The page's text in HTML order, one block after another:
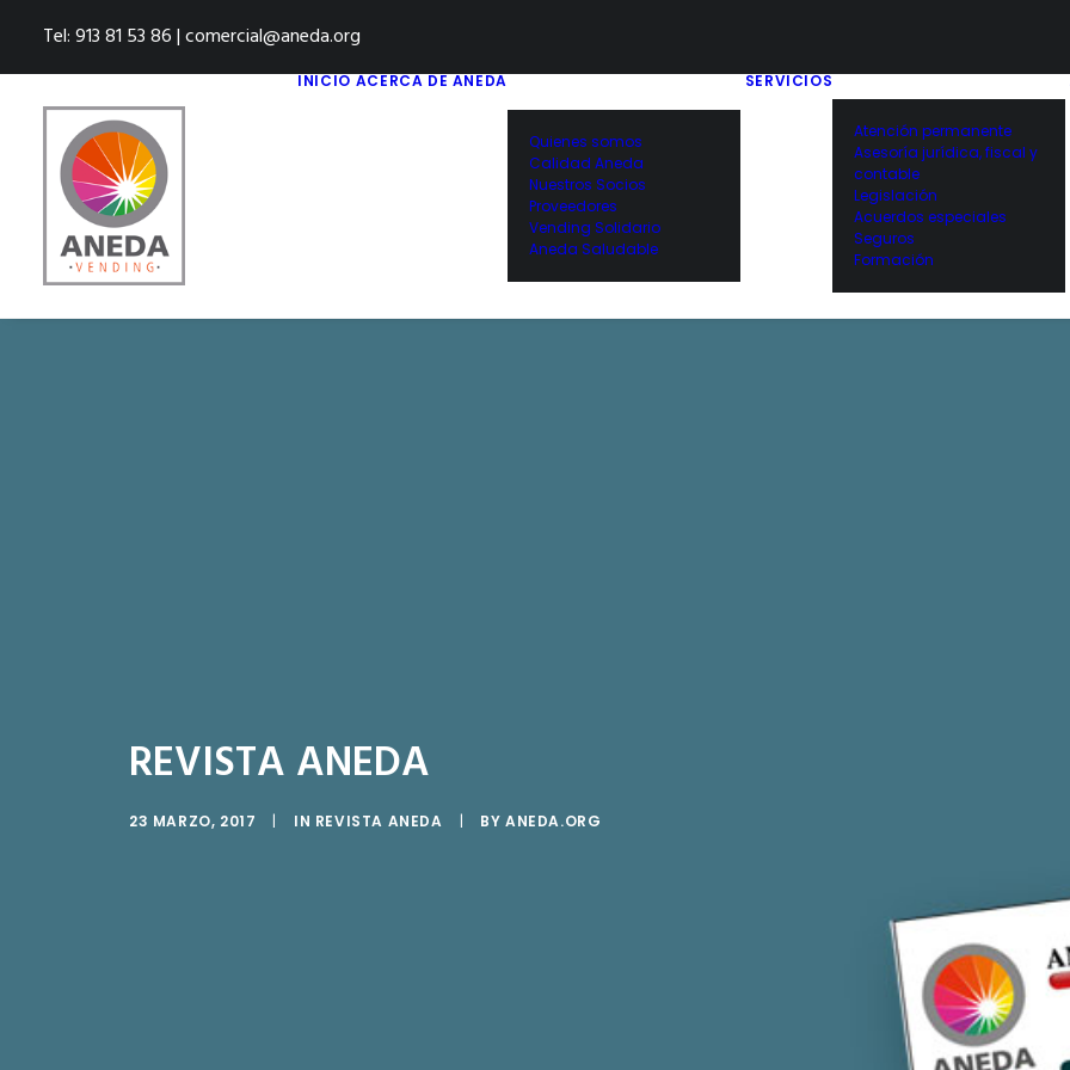
Tel: 913 81 53 86 | comercial@aneda.org
INICIO ACERCA DE ANEDA
Quienes somos
Calidad Aneda
Nuestros Socios
Proveedores
Vending Solidario
Aneda Saludable
SERVICIOS
Atención permanente
Asesoría jurídica, fiscal y
contable
Legislación
Acuerdos especiales
Seguros
Formación
REVISTA ANEDA
23 MARZO, 2017 | IN REVISTA ANEDA | BYANEDA.ORG